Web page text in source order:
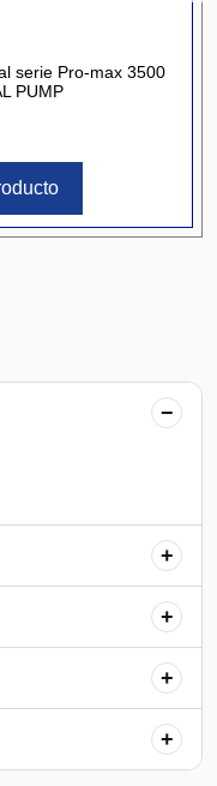
serie Pro-max 3500
PUMP
−
+
+
+
+